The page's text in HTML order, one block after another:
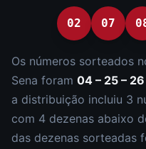
02 07
Os números sorteados
Sena foram 04 – 25 –
a distribuição incluiu 3
com 4 dezenas abaixo
das dezenas sorteadas